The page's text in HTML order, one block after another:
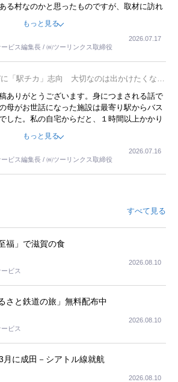
村なのかと思ったものですが、取材に訪れ
ューしたら、興味深い話が次々が飛び出しま
、今でも思い出すことが２つあります。一つ
ニーランドを見学させ、サービス業、接客業
ていることです。 もう一つは1800円もする
販売するにあたり、社内に懸念もあったそう
場に都内ナンバーの高級外車が停まっている
品でも売れると確信したそうです。今回の記
。
もっと見る
ビス編集長 / ㈱ツーリンクス取締役
2026.07.17
「駅チカ」志向 大切なのは出かけたくなる
りがとうございます。身につまされる話で
母がお世話になった施設は最寄り駅からバス
した。私の自宅からだと、１時間以上かかり
近いという理由で、その施設を選択したので
、半日仕事ででした。シニアの住まい選び
世話をする家族の足の便も考えない外池ない
もっと見る
ビス編集長 / ㈱ツーリンクス取締役
2026.07.16
すべて見る
福」で滋賀の食
ビス
2026.08.10
さと鉄道の旅」無料配布中
ビス
2026.08.10
に成田－シアトル線就航
2026.08.10